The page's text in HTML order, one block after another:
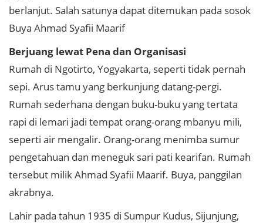
berlanjut. Salah satunya dapat ditemukan pada sosok
Buya Ahmad Syafii Maarif
Berjuang lewat Pena dan Organisasi
Rumah di Ngotirto, Yogyakarta, seperti tidak pernah
sepi. Arus tamu yang berkunjung datang-pergi.
Rumah sederhana dengan buku-buku yang tertata
rapi di lemari jadi tempat orang-orang mbanyu mili,
seperti air mengalir. Orang-orang menimba sumur
pengetahuan dan meneguk sari pati kearifan. Rumah
tersebut milik Ahmad Syafii Maarif. Buya, panggilan
akrabnya.
Lahir pada tahun 1935 di Sumpur Kudus, Sijunjung,